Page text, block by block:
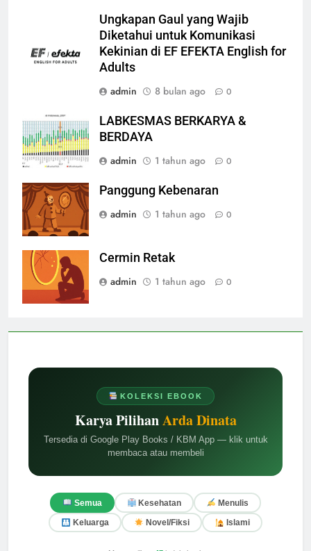
KOLEKSI EBOOK
Karya PilihanArda Dinata
Tersedia di Google Play Books / KBM App — klik untuk
membaca atau membeli
Semua Kesehatan Menulis
Keluarga Novel/Fiksi Islami
Ungkapan Gaul yang Wajib
Diketahui untuk Komunikasi
Kekinian di EF EFEKTA English for
Adults
admin
8 bulan ago 0
LABKESMAS BERKARYA &
BERDAYA
admin
1 tahun ago 0
Panggung Kebenaran
admin
1 tahun ago 0
Cermin Retak
admin
1 tahun ago 0